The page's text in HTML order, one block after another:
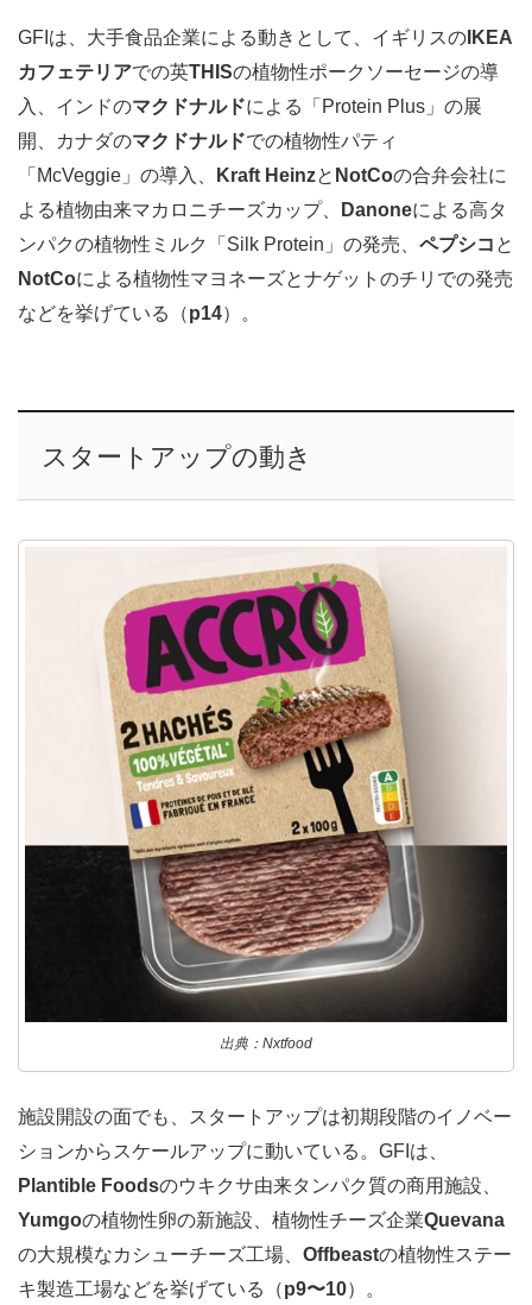
GFIは、大手食品企業による動きとして、イギリスの IKEA
カフェテリアでの英THISの植物性ポークソーセージの導
入、インドのマクドナルドによる「Protein Plus」の展
開、カナダのマクドナルドでの植物性パティ
「McVeggie」の導入、
Kraft Heinzと NotCoの合弁会社に
よる植物由来マカロニチーズカップ、
Danoneによる高タ
ンパクの植物性ミルク「Silk Protein」の発売、 ペプシコ と
NotCoによる植物性マヨネーズとナゲットのチリでの発売
などを挙げている（p14）。
スタートアップの動き
出典：Nxtfood
施設開設の面でも、スタートアップは初期段階のイノベー
ションからスケールアップに動いている。GFIは、
Plantible Foodsのウキクサ由来タンパク質の商用施設、
Yumgoの植物性卵の新施設、植物性チーズ企業Quevana
の大規模なカシューチーズ工場、 Offbeastの植物性ステー
キ製造工場などを挙げている（p9〜10）。